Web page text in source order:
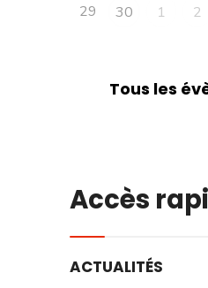
29
30 1 2
Tous les
Accès
ACTUALITÉS